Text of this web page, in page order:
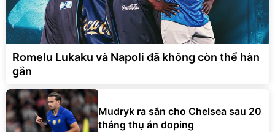
Romelu Lukaku và Napoli đã không còn thể hàn
gắn
Mudryk ra sân cho Chelsea sau 20
tháng thụ án doping